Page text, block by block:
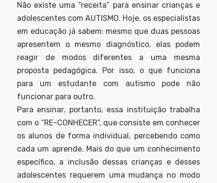
Não existe uma “receita” para ensinar crianças e
adolescentes com AUTISMO. Hoje, os especialistas
em educação já sabem: mesmo que duas pessoas
apresentem o mesmo diagnóstico, elas podem
reagir de modos diferentes a uma mesma
proposta pedagógica. Por isso, o que funciona
para um estudante com autismo pode não
funcionar para outro.
Para ensinar, portanto, essa instituição trabalha
com o “RE-CONHECER”, que consiste em conhecer
os alunos de forma individual, percebendo como
cada um aprende. Mais do que um conhecimento
específico, a inclusão dessas crianças e desses
adolescentes requerem uma mudança no modo